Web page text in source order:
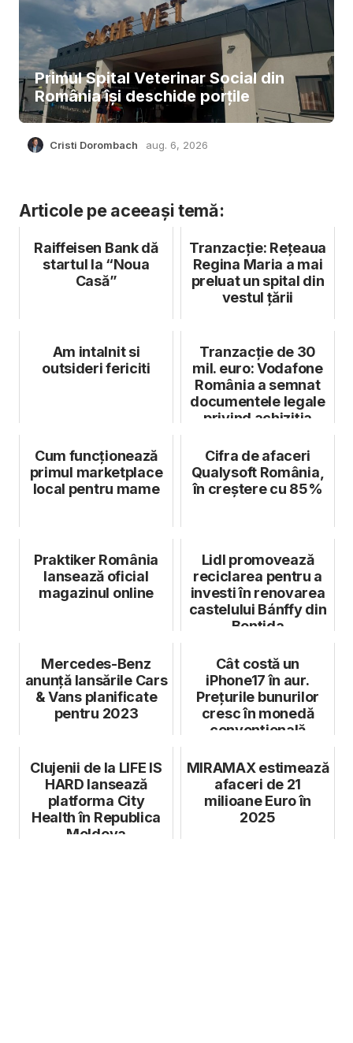
Primul Spital Veterinar Social din
România își deschide porțile
Cristi Dorombach aug. 6, 2026
Articole pe aceeași temă:
Raiffeisen Bank dă
startul la “Noua
Casă”
Tranzacție: Rețeaua
Regina Maria a mai
preluat un spital din
vestul țării
Am intalnit si
outsideri fericiti
Tranzacție de 30
mil. euro: Vodafone
România a semnat
documentele legale
privind achiziția
Cum funcționează
primul marketplace
local pentru mame
Cifra de afaceri
Qualysoft România,
în creștere cu 85%
Praktiker România
lansează oficial
magazinul online
Lidl promovează
reciclarea pentru a
investi în renovarea
castelului Bánffy din
Bonțida
Mercedes-Benz
anunță lansările Cars
& Vans planificate
pentru 2023
Cât costă un
iPhone17 în aur.
Prețurile bunurilor
cresc în monedă
convențională
Clujenii de la LIFE IS
HARD lansează
platforma City
Health în Republica
Moldova
MIRAMAX estimează
afaceri de 21
milioane Euro în
2025